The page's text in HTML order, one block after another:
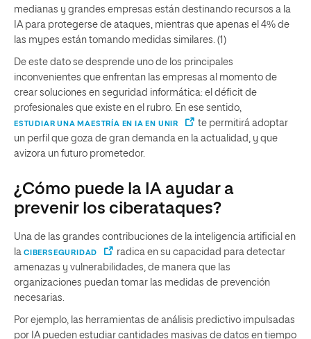
medianas y grandes empresas están destinando recursos a la
IA para protegerse de ataques, mientras que apenas el 4% de
las mypes están tomando medidas similares. (1)
De este dato se desprende uno de los principales
inconvenientes que enfrentan las empresas al momento de
crear soluciones en seguridad informática: el déficit de
profesionales que existe en el rubro. En ese sentido,
ESTUDIAR UNA MAESTRÍA EN IA EN UNIR
te permitirá adoptar
un perfil que goza de gran demanda en la actualidad, y que
avizora un futuro prometedor.
¿Cómo puede la IA ayudar a
prevenir los ciberataques?
Una de las grandes contribuciones de la inteligencia artificial en
la CIBERSEGURIDAD
radica en su capacidad para detectar
amenazas y vulnerabilidades, de manera que las
organizaciones puedan tomar las medidas de prevención
necesarias.
Por ejemplo, las herramientas de análisis predictivo impulsadas
por IA pueden estudiar cantidades masivas de datos en tiempo